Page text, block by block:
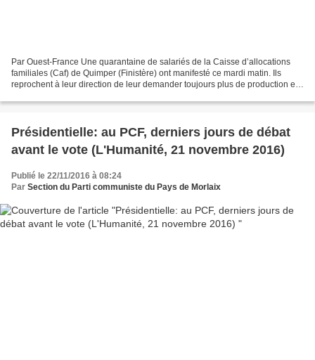
Par Ouest-France Une quarantaine de salariés de la Caisse d’allocations
familiales (Caf) de Quimper (Finistère) ont manifesté ce mardi matin. Ils
reprochent à leur direction de leur demander toujours plus de production et
Présidentielle: au PCF, derniers jours de débat
avant le vote (L'Humanité, 21 novembre 2016)
Publié le 22/11/2016 à 08:24
Par Section du Parti communiste du Pays de Morlaix